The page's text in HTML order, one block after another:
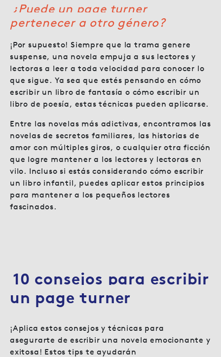
¿Puede un page turner
pertenecer a otro género?
¡Por supuesto! Siempre que la trama genere
suspense, una novela empuja a sus lectores y
lectoras a leer a toda velocidad para conocer lo
que sigue. Ya sea que estés pensando en cómo
escribir un libro de fantasía o cómo escribir un
libro de poesía, estas técnicas pueden aplicarse.
Entre las novelas más adictivas, encontramos las
novelas de secretos familiares, las historias de
amor con múltiples giros, o cualquier otra ficción
que logre mantener a los lectores y lectoras en
vilo. Incluso si estás considerando cómo escribir
un libro infantil, puedes aplicar estos principios
para mantener a los pequeños lectores
fascinados.
10 consejos para escribir
un page turner
¡Aplica estos consejos y técnicas para
asegurarte de escribir una novela emocionante y
exitosa! Estos tips te ayudarán